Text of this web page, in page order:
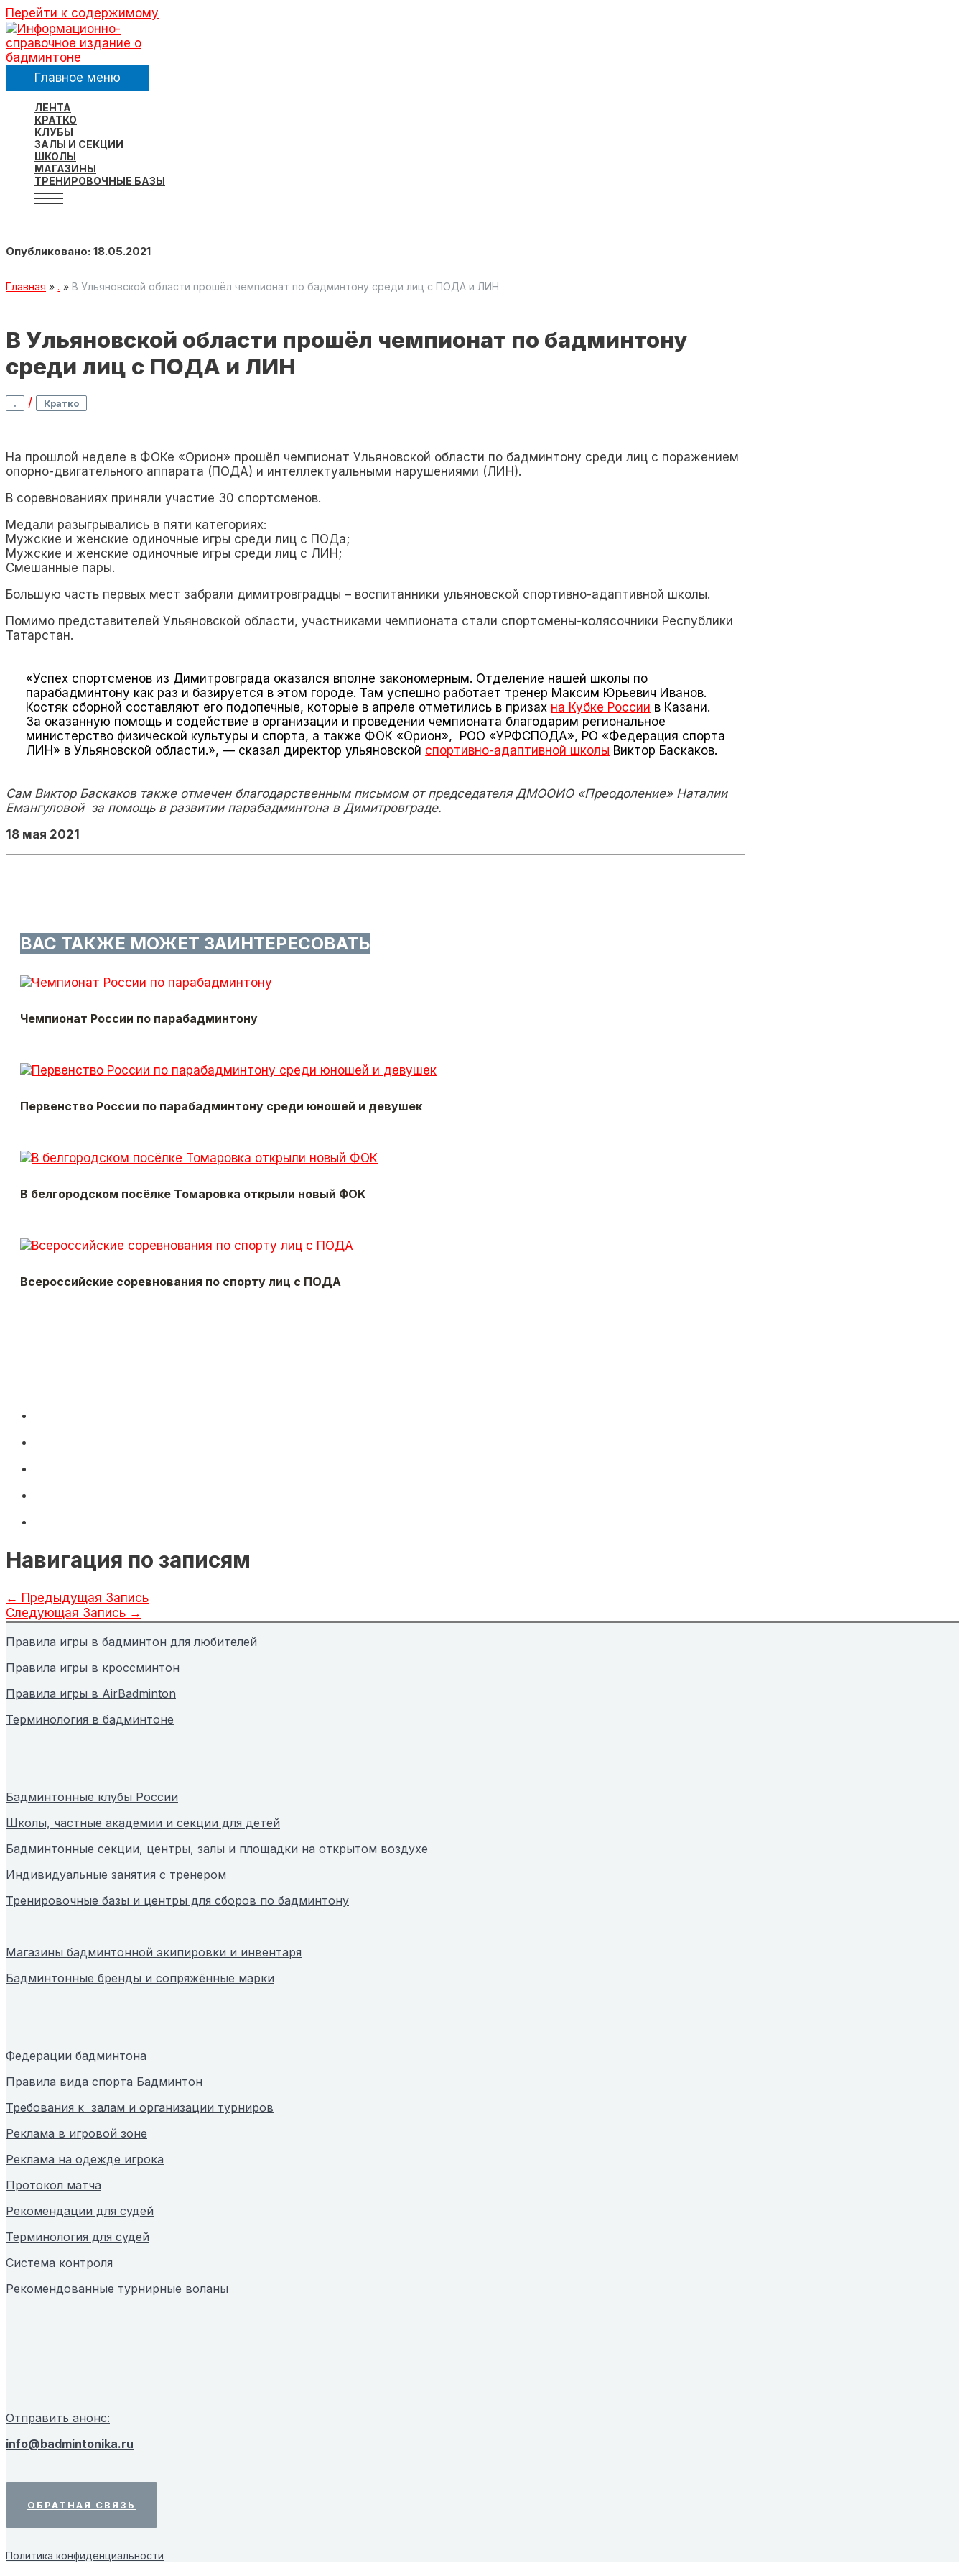
Перейти к содержимому
Главное меню
ЛЕНТА
КРАТКО
КЛУБЫ
ЗАЛЫ И СЕКЦИИ
ШКОЛЫ
МАГАЗИНЫ
ТРЕНИРОВОЧНЫЕ БАЗЫ
Опубликовано: 18.05.2021
Главная . В Ульяновской области ​прошёл чемпионат по бадминтону среди лиц с ПОДА и ЛИН
В Ульяновской области ​прошёл чемпионат по бадминтону
среди лиц с ПОДА и ЛИН
. / Кратко
На прошлой неделе в ФОКе «Орион» прошёл чемпионат Ульяновской области​ по бадминтону среди лиц с поражением
опорно-двигательного аппарата (ПОДА) и интеллектуальными нарушениями (ЛИН).
В соревнованиях приняли участие 30 спортсменов.
Медали разыгрывались в пяти категориях:
Мужские и женские одиночные игры среди лиц с ПОДа;
Мужские и женские одиночные игры среди лиц с ЛИН;
Смешанные пары.
Большую часть первых мест забрали димитровградцы – воспитанники ульяновской спортивно-адаптивной школы.
Помимо представителей Ульяновской области, участниками чемпионата стали спортсмены-колясочники Республики
Татарстан.
«Успех спортсменов из Димитровграда оказался вполне закономерным. Отделение нашей школы по
парабадминтону как раз и базируется в этом городе. Там успешно работает тренер Максим Юрьевич Иванов.
Костяк сборной составляют его подопечные, которые в апреле отметились в призах на Кубке России в Казани.
За оказанную помощь и содействие в организации и проведении чемпионата благодарим​ региональное
министерство физической культуры и спорта, а также ФОК «Орион», ​ РОО «УРФСПОДА», РО «Федерация спорта
ЛИН» в Ульяновской области.»​, — сказал директор ульяновской спортивно-адаптивной школы Виктор Баскаков.
Сам Виктор Баскаков также отмечен благодарственным письмом от председателя ДМООИО «Преодоление» Наталии
Емангуловой ​ за помощь в развитии​ парабадминтона в Димитровграде.
18 мая 2021
ВАС ТАКЖЕ МОЖЕТ ЗАИНТЕРЕСОВАТЬ
Чемпионат России по парабадминтону
Первенство России по парабадминтону среди юношей и девушек
В белгородском посёлке Томаровка открыли новый ФОК
Всероссийские соревнования по спорту лиц с ПОДА
Навигация по записям
← Предыдущая Запись
Следующая Запись →
Правила игры в бадминтон для любителей
Правила игры в кроссминтон
Правила игры в AirBadminton
Терминология в бадминтоне
Бадминтонные клубы России
Школы, частные академии и секции для детей
Бадминтонные секции, центры, залы и площадки на открытом воздухе
Индивидуальные занятия с тренером
Тренировочные базы и центры для сборов по бадминтону
Магазины бадминтонной экипировки и инвентаря
Бадминтонные бренды и сопряжённые марки
Федерации бадминтона
Правила вида спорта Бадминтон
Требования к залам и организации турниров
Реклама в игровой зоне
Реклама на одежде игрока
Протокол матча
Рекомендации для судей
Терминология для судей
Система контроля
Рекомендованные турнирные воланы
Отправить анонс:
info@badmintonika.ru
ОБРАТНАЯ СВЯЗЬ
Политика конфиденциальности